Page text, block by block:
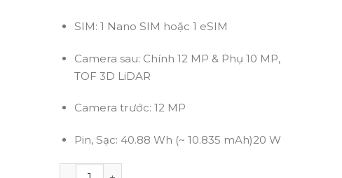
SIM: 1 Nano SIM hoặc 1 eSIM
Camera sau: Chính 12 MP & Phụ 10 MP,
TOF 3D LiDAR
Camera trước: 12 MP
Pin, Sạc: 40.88 Wh (~ 10.835 mAh)20 W
iPad Pro M1 12.9 inch WiFi Cellular 128GB (2021) SL